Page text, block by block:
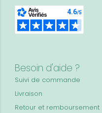
Besoin d'aide ?
Suivi de commande
Livraison
Retour et remboursement